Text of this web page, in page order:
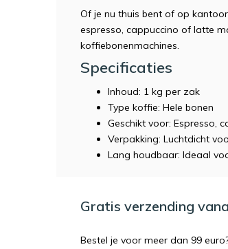
Of je nu thuis bent of op
espresso, cappuccino of latte
koffiebonenmachines.
Specificaties
Inhoud: 1 kg per zak
Type koffie: Hele bonen
Geschikt voor: Espresso,
Verpakking: Luchtdicht
Lang houdbaar: Ideaal
Gratis verzending
Bestel je voor meer dan 99